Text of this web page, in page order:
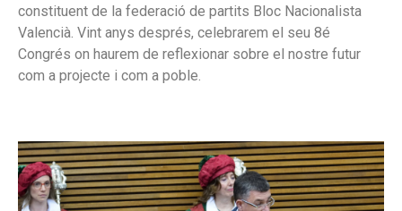
constituent de la federació de partits Bloc Nacionalista
Valencià. Vint anys després, celebrarem el seu 8é
Congrés on haurem de reflexionar sobre el nostre futur
com a projecte i com a poble.